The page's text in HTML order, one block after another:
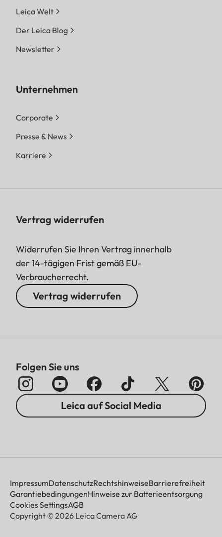
Leica Welt
Der Leica Blog
Newsletter
Unternehmen
Corporate
Presse & News
Karriere
Vertrag widerrufen
Widerrufen Sie Ihren Vertrag innerhalb
der 14-tägigen Frist gemäß EU-
Verbraucherrecht.
Vertrag widerrufen
Folgen Sie uns
Leica auf Social Media
ImpressumDatenschutzRechtshinweiseBarrierefreiheit
GarantiebedingungenHinweise zur Batterieentsorgung
Cookies SettingsAGB
Copyright © 2026 Leica Camera AG